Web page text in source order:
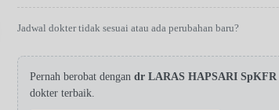
Jadwal dokter tidak sesuai atau ada perubahan baru?
Pernah berobat dengan dr LARAS HAPSARI SpKFR
dokter terbaik.